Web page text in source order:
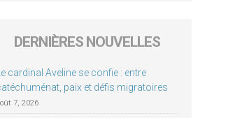
DERNIÈRES NOUVELLES
cardinal Aveline se confie : entre
paix et défis migratoires
7, 2026